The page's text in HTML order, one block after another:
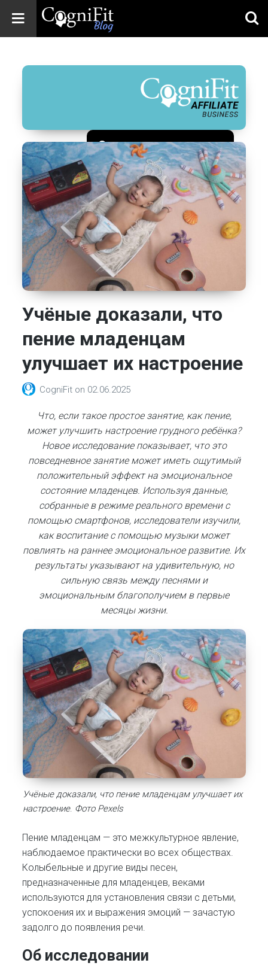
Blog: Brain
Wellness
Зарегистрироваться
Учёные доказали, что
пение младенцам
улучшает их настроение
CogniFit on 02.06.2025
Что, если такое простое занятие, как пение,
может улучшить настроение грудного ребёнка?
Новое исследование показывает, что это
повседневное занятие может иметь ощутимый
положительный эффект на эмоциональное
состояние младенцев. Используя данные,
собранные в режиме реального времени с
помощью смартфонов, исследователи изучили,
как воспитание с помощью музыки может
повлиять на раннее эмоциональное развитие. Их
результаты указывают на удивительную, но
сильную связь между песнями и
эмоциональным благополучием в первые
месяцы жизни.
Учёные доказали, что пение младенцам улучшает их
настроение. Фото Pexels
Пение младенцам — это межкультурное явление,
наблюдаемое практически во всех обществах.
Колыбельные и другие виды песен,
предназначенные для младенцев, веками
используются для установления связи с детьми,
успокоения их и выражения эмоций — зачастую
задолго до появления речи.
Об исследовании